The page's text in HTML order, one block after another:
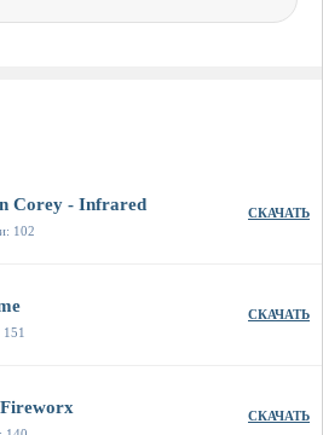
Corey - Infrared
102
СКАЧАТЬ
151
СКАЧАТЬ
СКАЧАТЬ